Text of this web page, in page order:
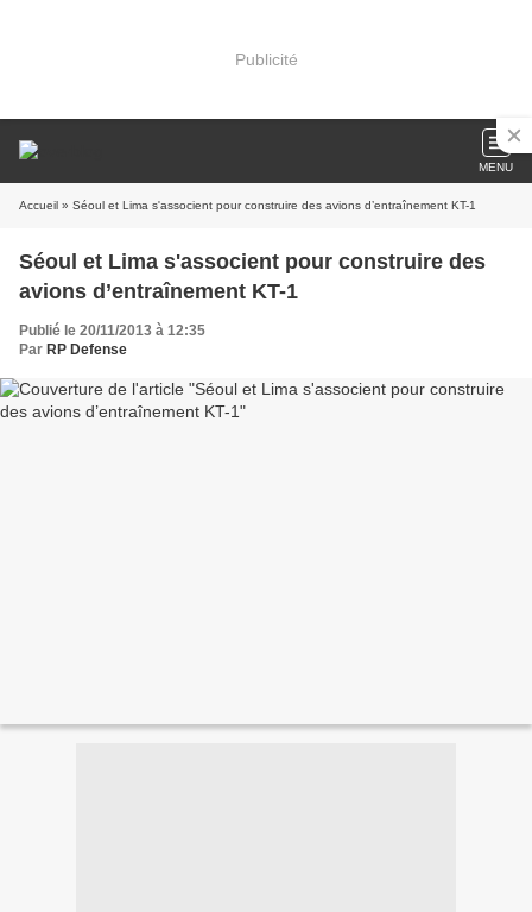
Publicité
MENU
Accueil » Séoul et Lima s'associent pour construire des avions d’entraînement KT-1
Séoul et Lima s'associent pour construire des
avions d’entraînement KT-1
Publié le 20/11/2013 à 12:35
Par RP Defense